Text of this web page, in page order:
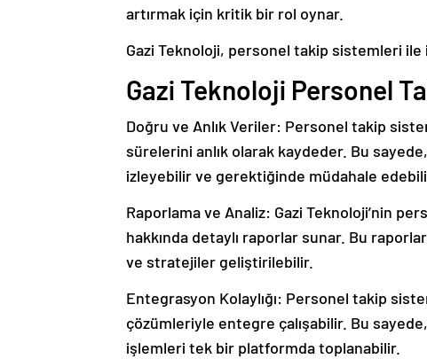
artırmak için kritik bir rol oynar.
Gazi Teknoloji, personel takip sistemleri
Gazi Teknoloji Personel
Doğru ve Anlık Veriler: Personel takip
sürelerini anlık olarak kaydeder. Bu
izleyebilir ve gerektiğinde müdahale
Raporlama ve Analiz: Gazi Teknoloji’nin
hakkında detaylı raporlar sunar. Bu
ve stratejiler geliştirilebilir.
Entegrasyon Kolaylığı: Personel takip
çözümleriyle entegre çalışabilir. Bu
işlemleri tek bir platformda toplanabilir.